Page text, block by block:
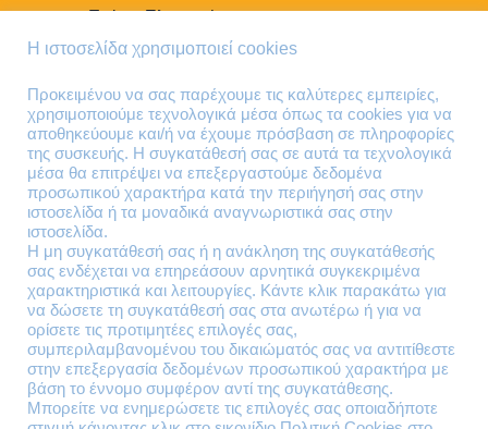
Τρόποι Πληρωμής
Τρόποι Παράδοσης
Τηλέφωνα Επικοινωνίας
210 41 13 636
210 41 13 280
Διεύθυνση
Θηβών 220
Άγιος Ιωάννης
Ρέντης
Τ.Κ. 182 33
Email
Η ιστοσελίδα χρησιμοποιεί cookies
Προκειμένου να σας παρέχουμε τις καλύτερες εμπειρίες,
χρησιμοποιούμε τεχνολογικά μέσα όπως τα cookies για να
αποθηκεύουμε και/ή να έχουμε πρόσβαση σε πληροφορίες
της συσκευής. Η συγκατάθεσή σας σε αυτά τα τεχνολογικά
μέσα θα επιτρέψει να επεξεργαστούμε δεδομένα
προσωπικού χαρακτήρα κατά την περιήγησή σας στην
ιστοσελίδα ή τα μοναδικά αναγνωριστικά σας στην
ιστοσελίδα.
Η μη συγκατάθεσή σας ή η ανάκληση της συγκατάθεσής
σας ενδέχεται να επηρεάσουν αρνητικά συγκεκριμένα
χαρακτηριστικά και λειτουργίες. Κάντε κλικ παρακάτω για
να δώσετε τη συγκατάθεσή σας στα ανωτέρω ή για να
ορίσετε τις προτιμητέες επιλογές σας,
συμπεριλαμβανομένου του δικαιώματός σας να αντιτίθεστε
στην επεξεργασία δεδομένων προσωπικού χαρακτήρα με
βάση το έννομο συμφέρον αντί της συγκατάθεσης.
Μπορείτε να ενημερώσετε τις επιλογές σας οποιαδήποτε